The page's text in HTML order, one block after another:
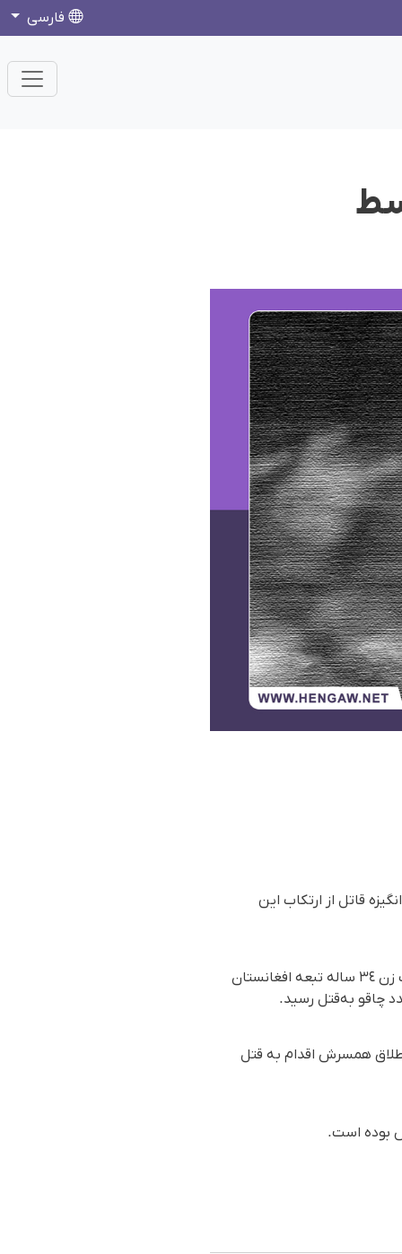
فارسی
قاتل از ارتکاب این
بر اساس گزارش رسیده به سازمان حقوق بشری هه‌نگاو، روز شنبە ٢٦ مهرماه ۱۴۰۴ (١٨ اکتبر ٢٠٢٥)، یک زن ٣٤ سالە تبعە افغانستان
چاقو بەقتل رسید.
طلاق همسرش اقدام به قتل
بوده است.